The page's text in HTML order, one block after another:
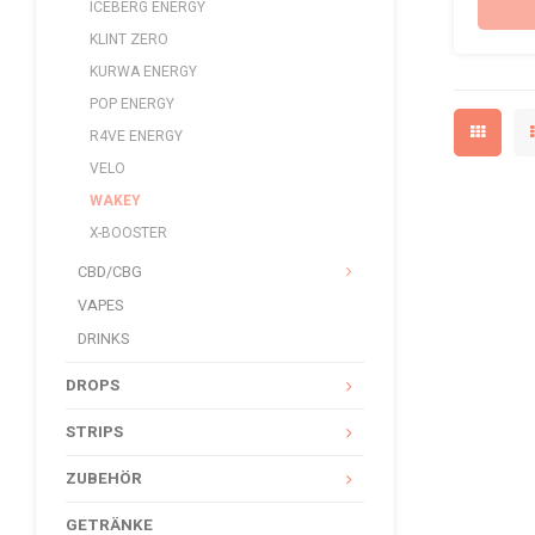
ICEBERG ENERGY
KLINT ZERO
KURWA ENERGY
POP ENERGY
R4VE ENERGY
VELO
WAKEY
X-BOOSTER
CBD/CBG
VAPES
DRINKS
DROPS
STRIPS
ZUBEHÖR
GETRÄNKE